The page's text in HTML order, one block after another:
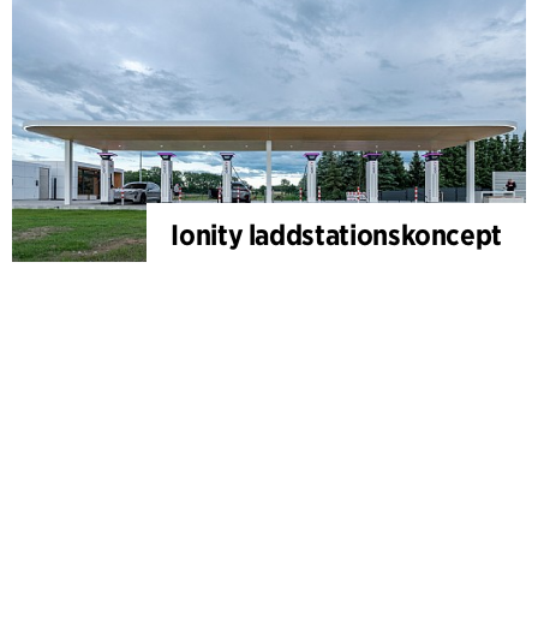
Ionity laddstationskoncept